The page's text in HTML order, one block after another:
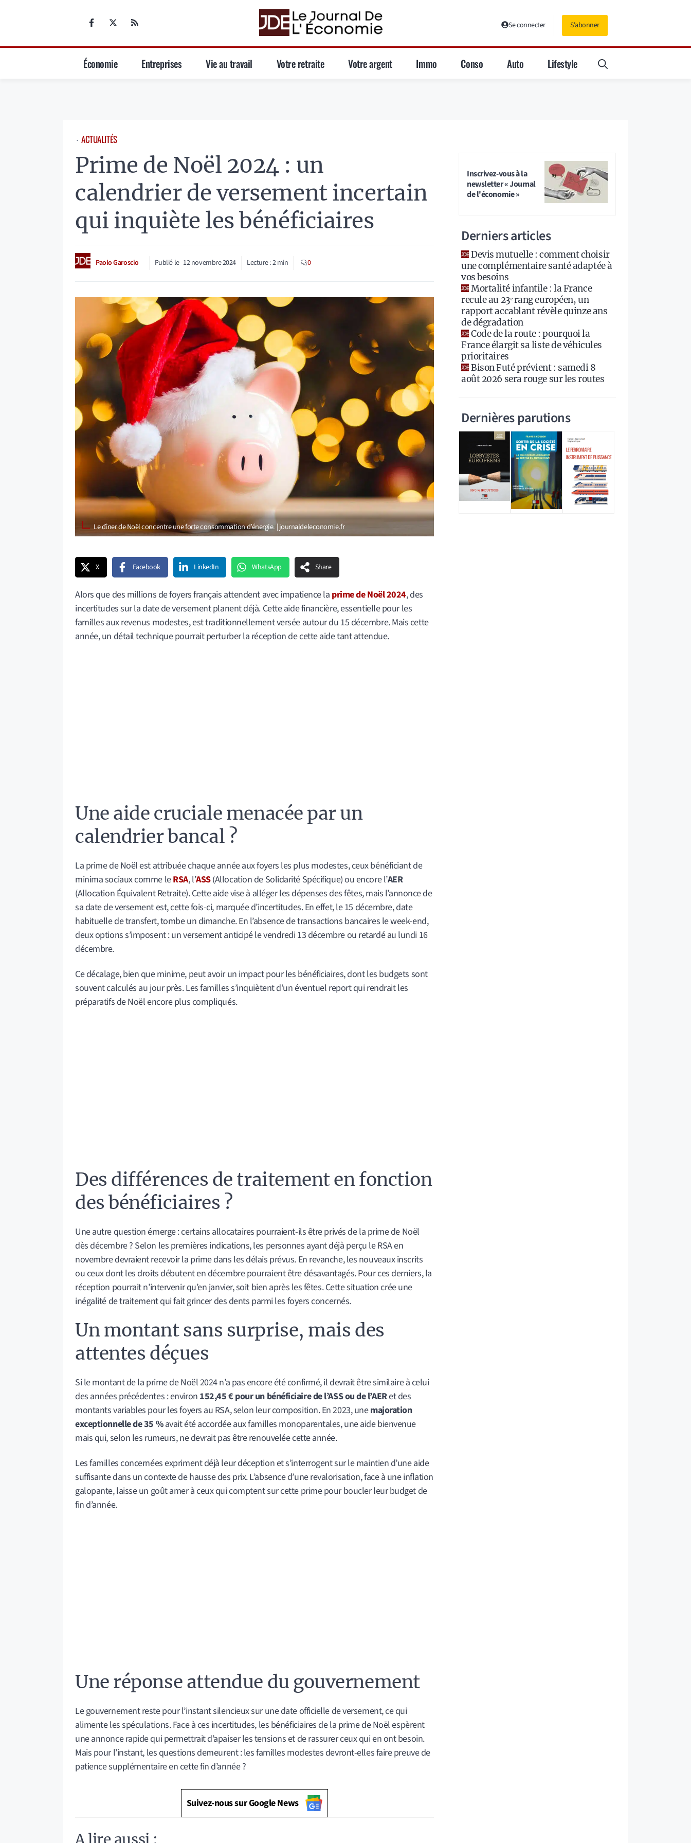
Se connecter S'abonner
Économie Entreprises Vie au travail Votre retraite Votre argent Immo Conso Auto Lifestyle
⋅ ACTUALITÉS
Prime de Noël 2024 : un
calendrier de versement incertain
qui inquiète les bénéficiaires
Paolo Garoscio Publié le 12 novembre 2024 Lecture :2min 0
Le dîner de Noël concentre une forte consommation d’énergie. | journaldeleconomie.fr
X Facebook LinkedIn WhatsApp Share
Alors que des millions de foyers français attendent avec impatience la prime de Noël 2024, des
incertitudes sur la date de versement planent déjà. Cette aide financière, essentielle pour les
familles aux revenus modestes, est traditionnellement versée autour du 15 décembre. Mais cette
année, un détail technique pourrait perturber la réception de cette aide tant attendue.
Une aide cruciale menacée par un
calendrier bancal ?
La prime de Noël est attribuée chaque année aux foyers les plus modestes, ceux bénéficiant de
minima sociaux comme leRSA, l’ASS(Allocation de Solidarité Spécifique) ou encore l’AER
(Allocation Équivalent Retraite). Cette aide vise à alléger les dépenses des fêtes, mais l’annonce de
sa date de versement est, cette fois-ci, marquée d’incertitudes. En effet, le 15 décembre, date
habituelle de transfert, tombe un dimanche. En l’absence de transactions bancaires le week-end,
deux options s’imposent : un versement anticipé le vendredi 13 décembre ou retardé au lundi 16
décembre.
Ce décalage, bien que minime, peut avoir un impact pour les bénéficiaires, dont les budgets sont
souvent calculés au jour près. Les familles s’inquiètent d’un éventuel report qui rendrait les
préparatifs de Noël encore plus compliqués.
Des différences de traitement en fonction
des bénéficiaires ?
Une autre question émerge : certains allocataires pourraient-ils être privés de la prime de Noël
dès décembre ? Selon les premières indications, les personnes ayant déjà perçu le RSA en
novembre devraient recevoir la prime dans les délais prévus. En revanche, les nouveaux inscrits
ou ceux dont les droits débutent en décembre pourraient être désavantagés. Pour ces derniers, la
réception pourrait n’intervenir qu’en janvier, soit bien après les fêtes. Cette situation crée une
inégalité de traitement qui fait grincer des dents parmi les foyers concernés.
Un montant sans surprise, mais des
attentes déçues
Si le montant de la prime de Noël 2024 n’a pas encore été confirmé, il devrait être similaire à celui
des années précédentes : environ 152,45 € pour un bénéficiaire de l’ASS ou de l’AERet des
montants variables pour les foyers au RSA, selon leur composition. En 2023, unemajoration
exceptionnelle de 35 %avait été accordée aux familles monoparentales, une aide bienvenue
mais qui, selon les rumeurs, ne devrait pas être renouvelée cette année.
Les familles concernées expriment déjà leur déception et s’interrogent sur le maintien d’une aide
suffisante dans un contexte de hausse des prix. L’absence d’une revalorisation, face à une inflation
galopante, laisse un goût amer à ceux qui comptent sur cette prime pour boucler leur budget de
fin d’année.
Une réponse attendue du gouvernement
Le gouvernement reste pour l’instant silencieux sur une date officielle de versement, ce qui
alimente les spéculations. Face à ces incertitudes, les bénéficiaires de la prime de Noël espèrent
une annonce rapide qui permettrait d’apaiser les tensions et de rassurer ceux qui en ont besoin.
Mais pour l’instant, les questions demeurent : les familles modestes devront-elles faire preuve de
patience supplémentaire en cette fin d’année ?
Suivez-nous sur Google News
Inscrivez-vous à la
newsletter « Journal
de l'économie »
Derniers articles
Devis mutuelle : comment choisir
une complémentaire santé adaptée à
vos besoins
Mortalité infantile : la France
recule au 23ᵉ rang européen, un
rapport accablant révèle quinze ans
de dégradation
Code de la route : pourquoi la
France élargit sa liste de véhicules
prioritaires
Bison Futé prévient : samedi 8
août 2026 sera rouge sur les routes
Dernières parutions